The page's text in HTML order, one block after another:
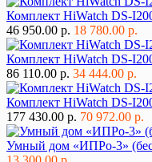
Комплект HiWatch DS-
46 950.00 р. 18 780.00 р.
Комплект HiWatch DS-
86 110.00 р. 34 444.00 р.
Комплект HiWatch DS-
177 430.00 р. 70 972.00 р.
Умный дом «ИПРо-3»